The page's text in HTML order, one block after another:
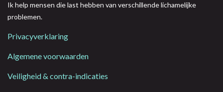
Ik help mensen die last hebben van verschillende lichamelijke
problemen.
Privacyverklaring
Algemene voorwaarden
Veiligheid & contra-indicaties